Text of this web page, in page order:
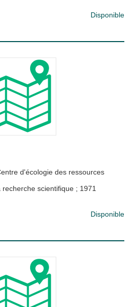
Disponible
d'écologie des ressources
scientifique ; 1971
Disponible